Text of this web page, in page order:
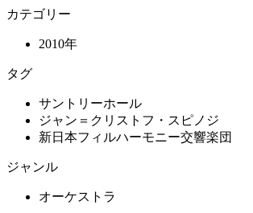
カテゴリー
2010年
タグ
サントリーホール
ジャン＝クリストフ・スピノジ
新日本フィルハーモニー交響楽団
ジャンル
オーケストラ